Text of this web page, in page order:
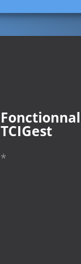
TCIGest
*